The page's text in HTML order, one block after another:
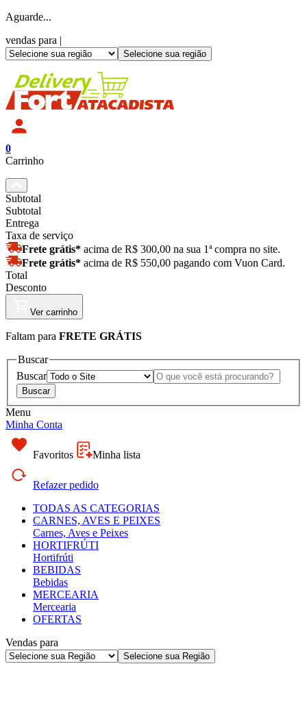
Aguarde...
vendas para |
Selecione sua região
0
Carrinho
Subtotal
Subtotal
Entrega
Taxa de serviço
Frete grátis* acima de R$ 300,00 na sua 1ª compra no site.
Frete grátis* acima de R$ 550,00 pagando com Vuon Card.
Total
Desconto
Ver carrinho
Faltam para FRETE GRÁTIS
Buscar
Buscar
Menu
Minha Conta
Favoritos Minha lista
Refazer pedido
TODAS AS CATEGORIAS
CARNES, AVES E PEIXES
Carnes, Aves e Peixes
HORTIFRÚTI
Hortifrúti
BEBIDAS
Bebidas
MERCEARIA
Mercearia
OFERTAS
Vendas para
Selecione sua Região